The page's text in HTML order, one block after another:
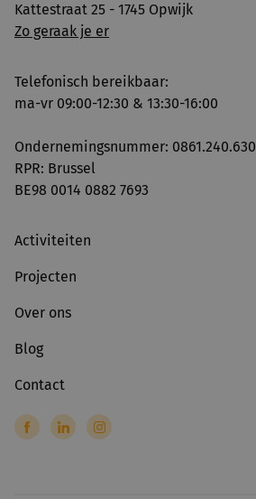
Kattestraat 25 - 1745 Opwijk
Zo geraak je er
Telefonisch bereikbaar:
ma-vr 09:00-12:30 & 13:30-16:00
Ondernemingsnummer: 0861.240.630
RPR: Brussel
BE98 0014 0882 7693
Activiteiten
Projecten
Over ons
Blog
Contact